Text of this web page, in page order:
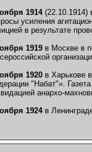
1914(22.10.1914)
усиления
в результате
1919 в Москве в
1920 в Харькове
"Набат"».
анархо-
1924в